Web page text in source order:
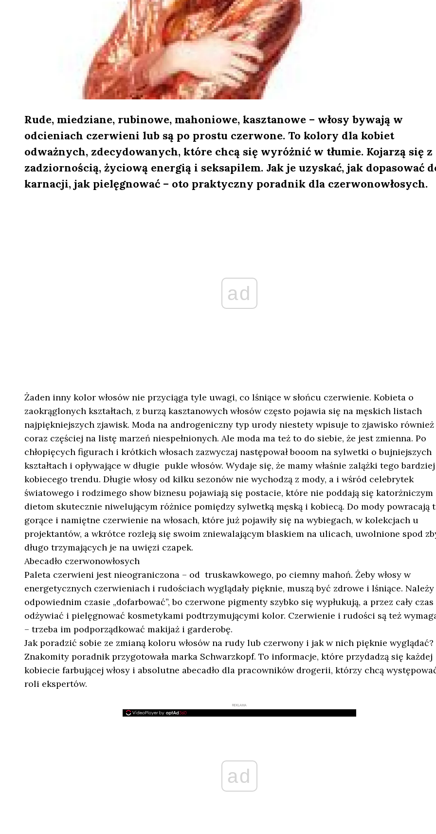
Rude, miedziane, rubinowe, mahoniowe, kasztanowe – włosy bywają w
odcieniach czerwieni lub są po prostu czerwone. To kolory dla kobiet
odważnych, zdecydowanych, które chcą się wyróżnić w tłumie. Kojarzą się z
zadziornością, życiową energią i seksapilem. Jak je uzyskać, jak dopasować
karnacji, jak pielęgnować – oto praktyczny poradnik dla czerwonowłosych.
ad
Żaden inny kolor włosów nie przyciąga tyle uwagi, co lśniące w słońcu czerwienie. Kobieta o
zaokrąglonych kształtach, z burzą kasztanowych włosów często pojawia się na męskich listach
najpiękniejszych zjawisk. Moda na androgeniczny typ urody niestety wpisuje to zjawisko również
coraz częściej na listę marzeń niespełnionych. Ale moda ma też to do siebie, że jest zmienna. Po
chłopięcych figurach i krótkich włosach zazwyczaj następował booom na sylwetki o bujniejszych
kształtach i opływające w długie pukle włosów. Wydaje się, że mamy właśnie zalążki tego bardziej
kobiecego trendu. Długie włosy od kilku sezonów nie wychodzą z mody, a i wśród celebrytek
światowego i rodzimego show biznesu pojawiają się postacie, które nie poddają się katorżniczym
dietom skutecznie niwelującym różnice pomiędzy sylwetką męską i kobiecą. Do mody powracają
gorące i namiętne czerwienie na włosach, które już pojawiły się na wybiegach, w kolekcjach u
projektantów, a wkrótce rozleją się swoim zniewalającym blaskiem na ulicach, uwolnione spod
długo trzymających je na uwięzi czapek.
Abecadło czerwonowłosych
Paleta czerwieni jest nieograniczona – od truskawkowego, po ciemny mahoń. Żeby włosy w
energetycznych czerwieniach i rudościach wyglądały pięknie, muszą być zdrowe i lśniące. Należy
odpowiednim czasie „dofarbować”, bo czerwone pigmenty szybko się wypłukują, a przez cały czas
odżywiać i pielęgnować kosmetykami podtrzymującymi kolor. Czerwienie i rudości są też
– trzeba im podporządkować makijaż i garderobę.
Jak poradzić sobie ze zmianą koloru włosów na rudy lub czerwony i jak w nich pięknie wyglądać?
Znakomity poradnik przygotowała marka Schwarzkopf. To informacje, które przydadzą się każdej
kobiecie farbującej włosy i absolutne abecadło dla pracowników drogerii, którzy chcą
roli ekspertów.
REKLAMA
ad